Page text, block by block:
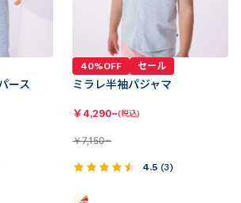
ース
40%OFF セール
ミラレ半袖パジャマ
￥ 4,290~(税込)
￥7,150~
4.5 (3)